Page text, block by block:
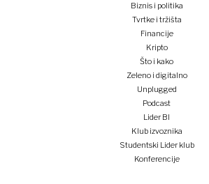
Biznis i politika
Tvrtke i tržišta
Financije
Kripto
Što i kako
Zeleno i digitalno
Unplugged
Podcast
Lider BI
Klub izvoznika
Studentski Lider klub
Konferencije